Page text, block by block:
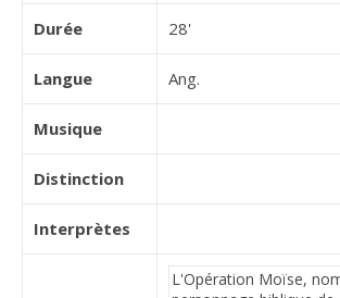
Durée 28'
Langue Ang.
Musique
Distinction
Interprètes